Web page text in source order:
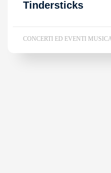
Tindersticks
CONCERTI ED EVENTI